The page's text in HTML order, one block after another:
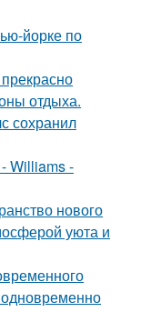
йорке по
отдыха.
сохранил
Williams -
нового
уюта и